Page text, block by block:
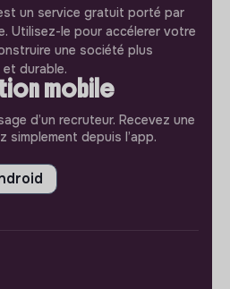
un service gratuit porté par
Utilisez-le pour accélerer votre
une société plus
durable.
mobile
d’un recruteur. Recevez une
depuis l’app.